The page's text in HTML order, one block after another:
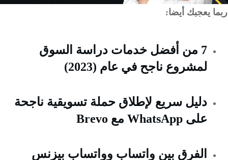
يعجبك أيضا:
7 من أفضل خدمات دراسة السوق
لمشروع ناجح في عام (2023)
دليل سريع لإطلاق حملة تسويقية ناجحة
على WhatsApp مع Brevo
الفرق بين واتساب وواتساب بيزنس